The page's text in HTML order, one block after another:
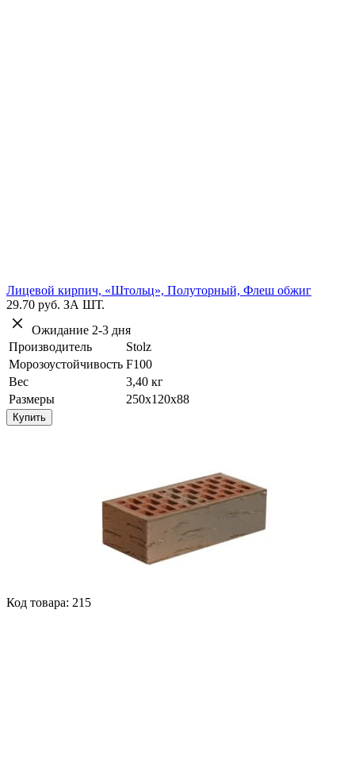
Лицевой кирпич, «Штольц», Полуторный, Флеш обжиг
29.70 руб. ЗА ШТ.
Ожидание 2-3 дня
Производитель
Stolz
Морозоустойчивость F100
Вес
3,40 кг
Размеры
250х120х88
Купить
Код товара: 215